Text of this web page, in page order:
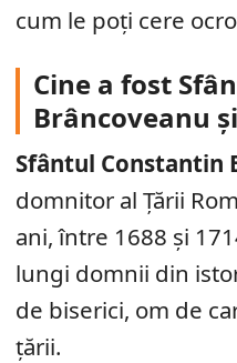
cum le poți cere
Cine a fost
Brâncoveanu
Sfântul Constantin
domnitor al Țării
ani, între 1688 și
lungi domnii din
de biserici, om de
țării.